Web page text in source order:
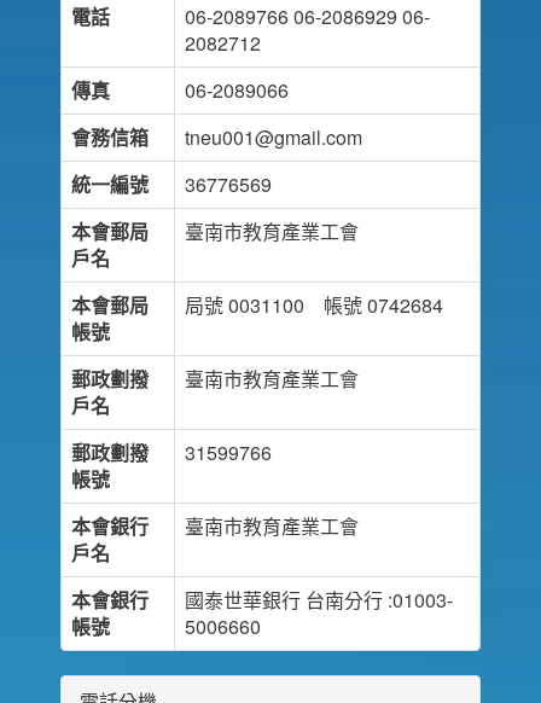
電話
06-2089766 06-2086929 06-
2082712
傳真
06-2089066
會務信箱
tneu001@gmail.com
統一編號
36776569
本會郵局
戶名
臺南市教育產業工會
本會郵局
帳號
局號 0031100 帳號 0742684
郵政劃撥
戶名
臺南市教育產業工會
郵政劃撥
帳號
31599766
本會銀行
戶名
臺南市教育產業工會
本會銀行
帳號
國泰世華銀行 台南分行 :01003-
5006660